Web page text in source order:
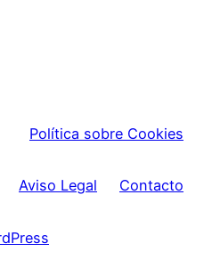
Política sobre Cookies
Aviso Legal Contacto